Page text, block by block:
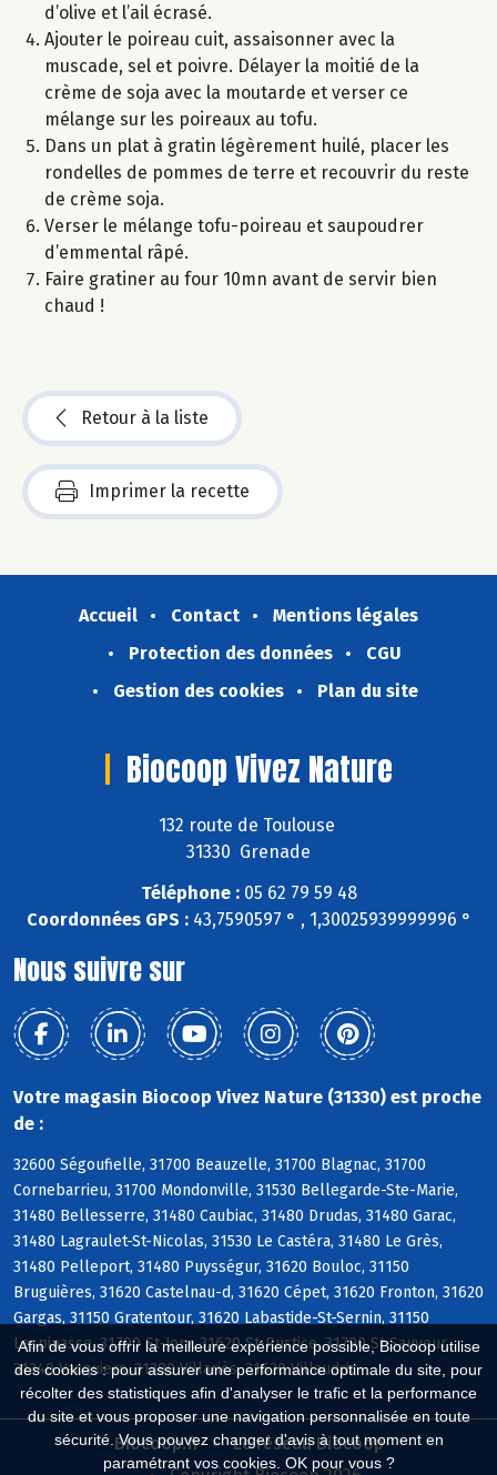
Afin de vous offrir la meilleure expérience possible, Biocoop utilise
des cookies : pour assurer une performance optimale du site, pour
récolter des statistiques afin d'analyser le trafic et la performance
du site et vous proposer une navigation personnalisée en toute
sécurité. Vous pouvez changer d'avis à tout moment en
paramétrant vos cookies. OK pour vous ?
d’olive et l’ail écrasé.
Ajouter le poireau cuit, assaisonner avec la
muscade, sel et poivre. Délayer la moitié de la
crème de soja avec la moutarde et verser ce
mélange sur les poireaux au tofu.
Dans un plat à gratin légèrement huilé, placer les
rondelles de pommes de terre et recouvrir du reste
de crème soja.
Verser le mélange tofu-poireau et saupoudrer
d’emmental râpé.
Faire gratiner au four 10mn avant de servir bien
chaud !
Retour à la liste
Imprimer la recette
Accueil Contact
Mentions légales
Protection des données
CGU
Gestion des cookies
Plan du site
Biocoop Vivez Nature
132 route de Toulouse
31330 Grenade
Téléphone :05 62 79 59 48
Coordonnées GPS :43,7590597 ° , 1,30025939999996 °
Nous suivre sur
Votre magasin Biocoop Vivez Nature (31330) est proche
de :
32600 Ségoufielle, 31700 Beauzelle, 31700 Blagnac, 31700
Cornebarrieu, 31700 Mondonville, 31530 Bellegarde-Ste-Marie,
31480 Bellesserre, 31480 Caubiac, 31480 Drudas, 31480 Garac,
31480 Lagraulet-St-Nicolas, 31530 Le Castéra, 31480 Le Grès,
31480 Pelleport, 31480 Puysségur, 31620 Bouloc, 31150
Bruguières, 31620 Castelnau-d, 31620 Cépet, 31620 Fronton, 31620
Gargas, 31150 Gratentour, 31620 Labastide-St-Sernin, 31150
Lespinasse, 31790 St-Jory, 31620 St-Rustice, 31790 St-Sauveur,
31340 Vacquiers, 31380 Villariès, 31620 Villaudric
Biocoop.fr
Le réseau Biocoop